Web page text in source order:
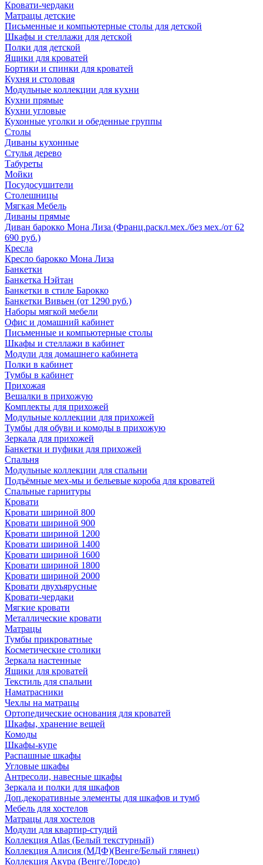
Кровати-чердаки
Матрацы детские
Письменные и компьютерные столы для детской
Шкафы и стеллажи для детской
Полки для детской
Ящики для кроватей
Бортики и спинки для кроватей
Кухня и столовая
Модульные коллекции для кухни
Кухни прямые
Кухни угловые
Кухонные уголки и обеденные группы
Столы
Диваны кухонные
Стулья дерево
Табуреты
Мойки
Посудосушители
Столешницы
Мягкая Мебель
Диваны прямые
Диван барокко Мона Лиза (Франц.раскл.мех./без мех./от 62
690 руб.)
Кресла
Кресло барокко Мона Лиза
Банкетки
Банкетка Нэйтан
Банкетки в стиле Барокко
Банкетки Вивьен (от 1290 руб.)
Наборы мягкой мебели
Офис и домашний кабинет
Письменные и компьютерные столы
Шкафы и стеллажи в кабинет
Модули для домашнего кабинета
Полки в кабинет
Тумбы в кабинет
Прихожая
Вешалки в прихожую
Комплекты для прихожей
Модульные коллекции для прихожей
Тумбы для обуви и комоды в прихожую
Зеркала для прихожей
Банкетки и пуфики для прихожей
Спальня
Модульные коллекции для спальни
Подъёмные мех-мы и бельевые короба для кроватей
Спальные гарнитуры
Кровати
Кровати шириной 800
Кровати шириной 900
Кровати шириной 1200
Кровати шириной 1400
Кровати шириной 1600
Кровати шириной 1800
Кровати шириной 2000
Кровати двухъярусные
Кровати-чердаки
Мягкие кровати
Металлические кровати
Матрацы
Тумбы прикроватные
Косметические столики
Зеркала настенные
Ящики для кроватей
Текстиль для спальни
Наматрасники
Чехлы на матрацы
Ортопедические основания для кроватей
Шкафы, хранение вещей
Комоды
Шкафы-купе
Распашные шкафы
Угловые шкафы
Антресоли, навесные шкафы
Зеркала и полки для шкафов
Доп.декоративные элементы для шкафов и тумб
Мебель для хостелов
Матрацы для хостелов
Модули для квартир-студий
Коллекция Atlas (Белый текстурный)
Коллекция Алисия (МДФ)(Венге/Белый глянец)
Коллекция Акура (Венге/Лоредо)